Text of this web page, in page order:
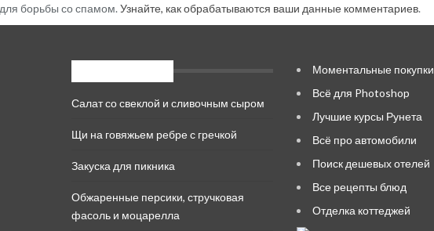
борьбы со спамом. Узнайте, как обрабатываются ваши данные комментариев.
Салат со свеклой и сливочным сыром
Щи на говяжьем ребре с гречкой
Закуска для пикника
Обжаренные персики, стручковая
фасоль и моцарелла
Моментальные покупки
Всё для Photoshop
Лучшие курсы Рунета
Всё про автомобили
Поиск дешевых отелей
Все рецепты блюд
Отделка коттеджей